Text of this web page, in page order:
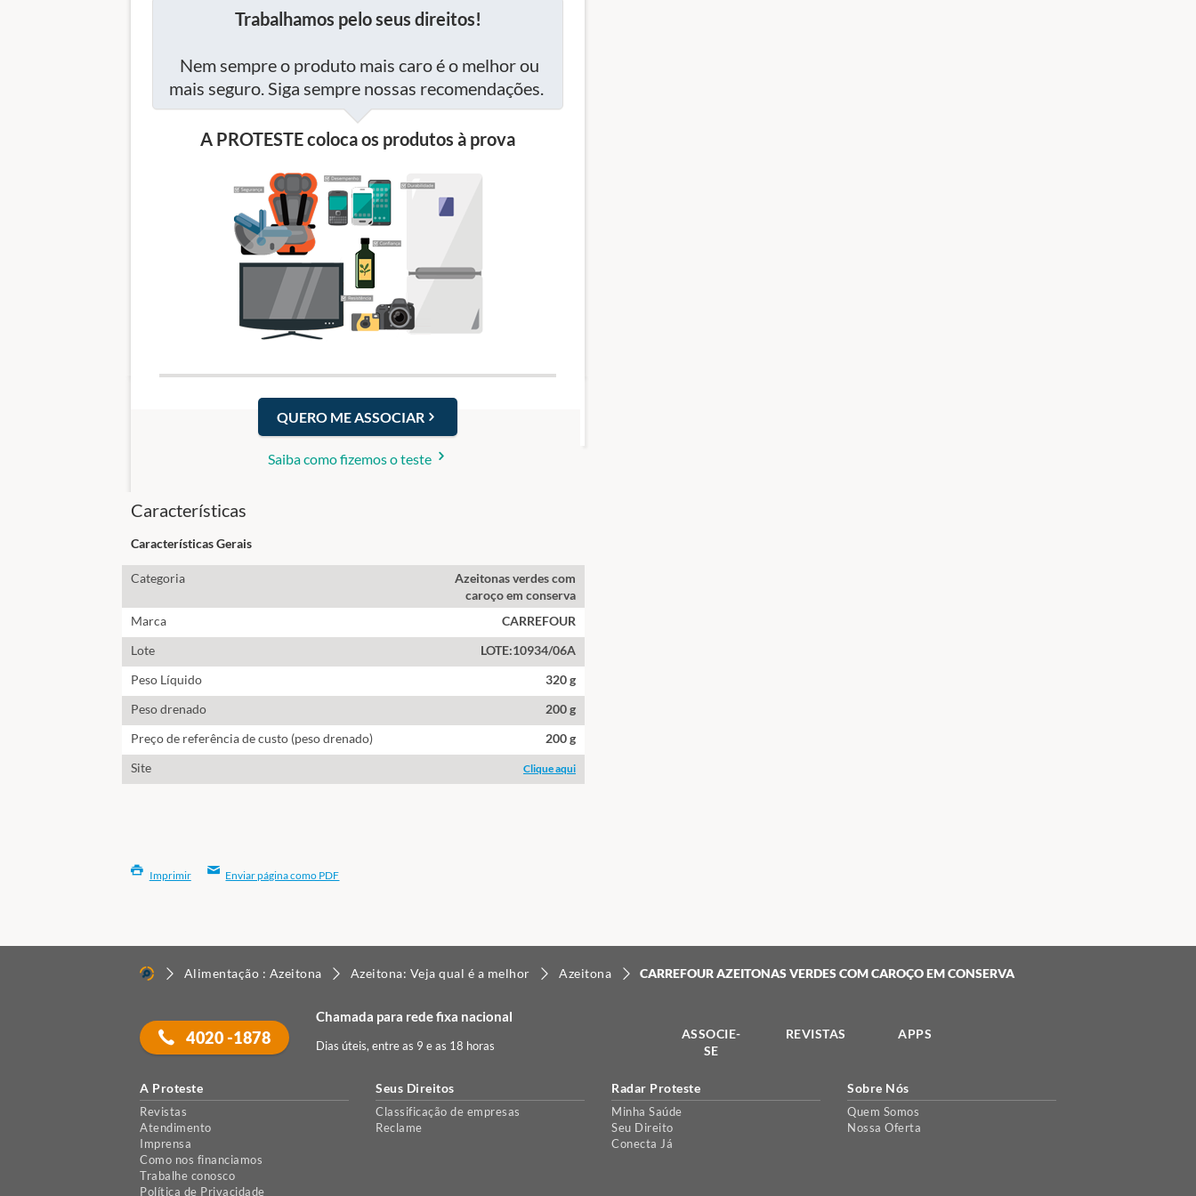
Trabalhamos pelo seus direitos!
Nem sempre o produto mais caro é o melhor ou
mais seguro. Siga sempre nossas recomendações.
A PROTESTE coloca os produtos à prova
QUERO ME ASSOCIAR
Saiba como fizemos o teste
Características
Características Gerais
Categoria
Azeitonas verdes com
caroço em conserva
Marca
CARREFOUR
Lote
LOTE:10934/06A
Peso Líquido
320 g
Peso drenado
200 g
Preço de referência de custo (peso drenado)
200 g
Site
Clique aqui
Imprimir Enviar página como PDF
Alimentação : Azeitona Azeitona: Veja qual é a melhor Azeitona CARREFOUR AZEITONAS VERDES COM CAROÇO EM CONSERVA
4020 -1878
Chamada para rede fixa nacional
Dias úteis, entre as 9 e as 18 horas
ASSOCIE-
SE
REVISTAS APPS
A Proteste
Revistas
Atendimento
Imprensa
Como nos financiamos
Trabalhe conosco
Política de Privacidade
Seus Direitos
Classificação de empresas
Reclame
Radar Proteste
Minha Saúde
Seu Direito
Conecta Já
Sobre Nós
Quem Somos
Nossa Oferta